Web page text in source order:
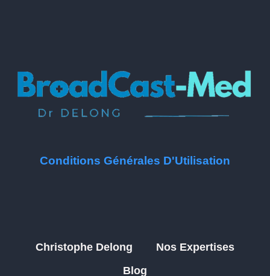
Conditions Générales D'Utilisation
Christophe Delong
Nos Expertises
Blog